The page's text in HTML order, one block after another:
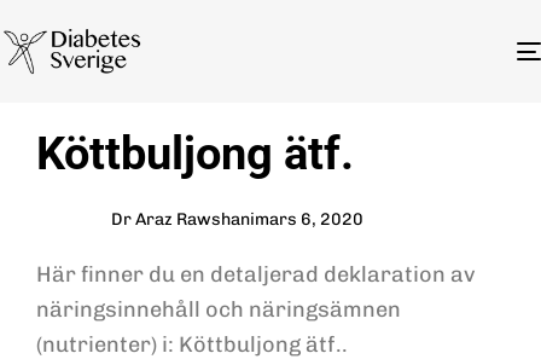
IN:
Köttbuljong ätf.
Dr Araz Rawshani
on:
mars 6, 2020
Här finner du en detaljerad deklaration av
näringsinnehåll och näringsämnen
(nutrienter) i: Köttbuljong ätf..